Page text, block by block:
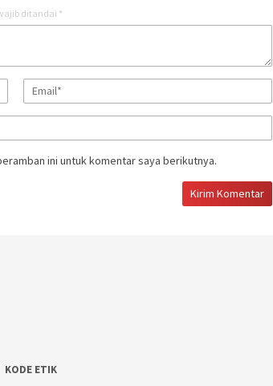
ditandai *
ini untuk komentar saya berikutnya.
KODE ETIK